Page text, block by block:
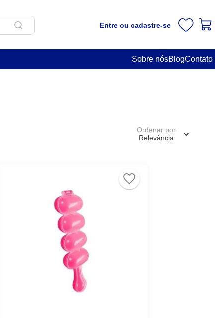
Entre ou cadastre-se
Sobre nósBlogContato
Ordenar por
Relevância